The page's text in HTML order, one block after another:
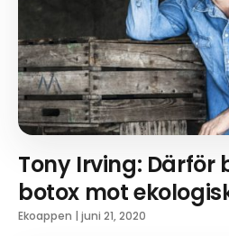
Tony Irving: Därför
botox mot
Ekoappen | juni 21, 2020